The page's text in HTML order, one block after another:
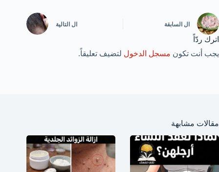
ال السابقة ال التالية
اترك ردّاً
يجب أنت تكون مسجل الدخول لتضيف تعليقاً.
مقالات مشابهة